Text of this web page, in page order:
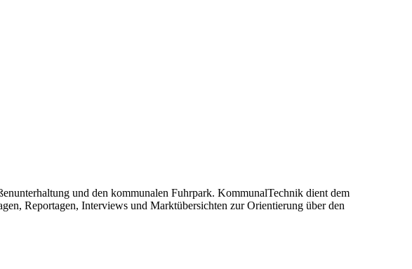
und den kommunalen Fuhrpark. KommunalTechnik dient dem
Reportagen, Interviews und Marktübersichten zur Orientierung über den